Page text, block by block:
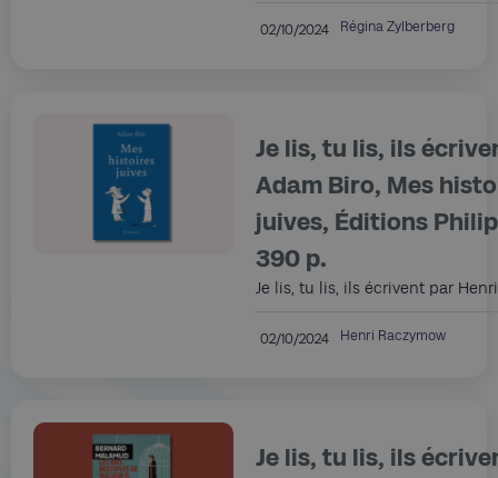
02/10/2024 Régina Zylberberg
Je lis, tu lis, ils
Adam Biro, Mes
juives, Éditions
390 p.
Je lis, tu lis, ils écrivent par
02/10/2024 Henri Raczymow
Je lis, tu lis, ils